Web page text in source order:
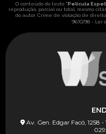
O conteúdo do texto "Película
reprodução, parcial ou total, mesmo
do autor. Crime de violação de
9610/98 - Lei
Av. Gen. Edgar Facó, 1258